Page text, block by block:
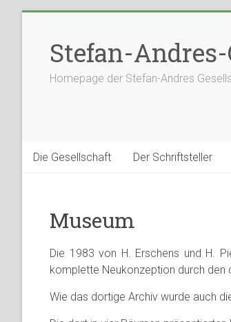
Stefan-
Homepage der Stefan-Andres
Die Gesellschaft Der Schriftsteller
Museum
Die 1983 von H. Erschens und H.
komplette Neukonzeption durch den
Wie das dortige Archiv wurde auch